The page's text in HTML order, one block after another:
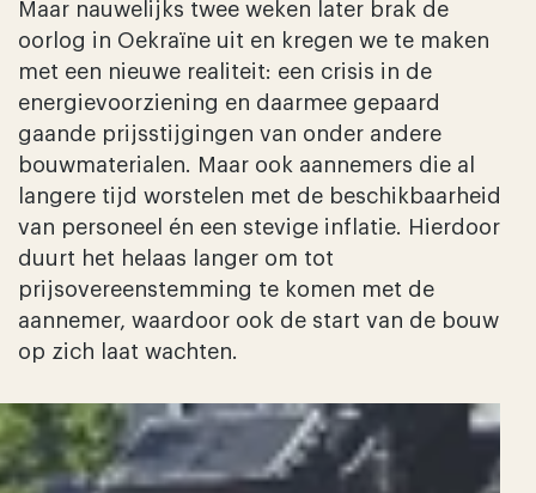
Maar nauwelijks twee weken later brak de
oorlog in Oekraïne uit en kregen we te maken
met een nieuwe realiteit: een crisis in de
energievoorziening en daarmee gepaard
gaande prijsstijgingen van onder andere
bouwmaterialen. Maar ook aannemers die al
langere tijd worstelen met de beschikbaarheid
van personeel én een stevige inflatie. Hierdoor
duurt het helaas langer om tot
prijsovereenstemming te komen met de
aannemer, waardoor ook de start van de bouw
op zich laat wachten.